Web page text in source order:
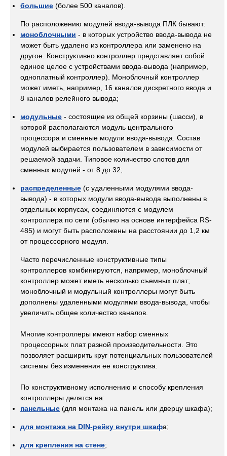
большие (более 500 каналов).
По расположению модулей ввода-вывода ПЛК бывают:
моноблочными - в которых устройство ввода-вывода не
может быть удалено из контроллера или заменено на
другое. Конструктивно контроллер представляет собой
единое целое с устройствами ввода-вывода (например,
одноплатный контроллер). Моноблочный контроллер
может иметь, например, 16 каналов дискретного ввода и
8 каналов релейного вывода;
модульные - состоящие из общей корзины (шасси), в
которой располагаются модуль центрального
процессора и сменные модули ввода-вывода. Состав
модулей выбирается пользователем в зависимости от
решаемой задачи. Типовое количество слотов для
сменных модулей - от 8 до 32;
распределенные (с удаленными модулями ввода-
вывода) - в которых модули ввода-вывода выполнены в
отдельных корпусах, соединяются с модулем
контроллера по сети (обычно на основе интерфейса RS-
485) и могут быть расположены на расстоянии до 1,2 км
от процессорного модуля.
Часто перечисленные конструктивные типы
контроллеров комбинируются, например, моноблочный
контроллер может иметь несколько съемных плат;
моноблочный и модульный контроллеры могут быть
дополнены удаленными модулями ввода-вывода, чтобы
увеличить общее количество каналов.
Многие контроллеры имеют набор сменных
процессорных плат разной производительности. Это
позволяет расширить круг потенциальных пользователей
системы без изменения ее конструктива.
По конструктивному исполнению и способу крепления
контроллеры делятся на:
панельные (для монтажа на панель или дверцу шкафа);
для монтажа на DIN-рейку внутри шкафа;
для крепления на стене;